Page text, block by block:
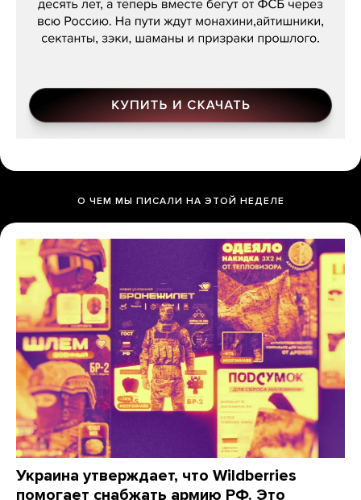
О ЧЕМ МЫ ПИСАЛИ НА ЭТОЙ НЕДЕЛЕ
Украина утверждает, что Wildberries
помогает снабжать армию РФ. Это